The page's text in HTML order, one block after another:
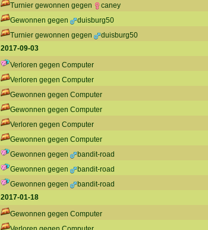
Turnier gewonnen gegen
caney
Gewonnen gegen
duisburg50
Turnier gewonnen gegen
duisburg50
2017-09-03
Verloren gegen Computer
Verloren gegen Computer
Gewonnen gegen Computer
Gewonnen gegen Computer
Verloren gegen Computer
Gewonnen gegen Computer
Gewonnen gegen
bandit-road
Gewonnen gegen
bandit-road
Gewonnen gegen
bandit-road
2017-01-18
Gewonnen gegen Computer